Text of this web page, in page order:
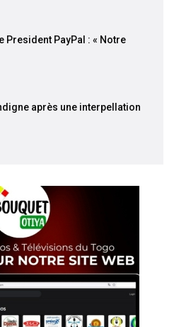
President PayPal : « Notre
après une interpellation